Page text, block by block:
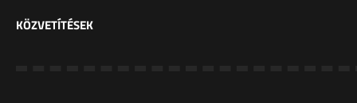
KÖZVETÍTÉSEK